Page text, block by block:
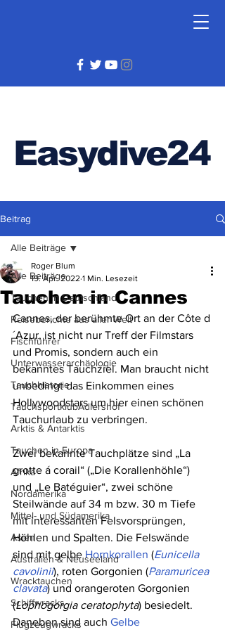
Easydive24
Beitrag
Alle Beiträge
Tauchen in Deutschland
Reiseberichte aus aller Welt
Fischführer
Unterwasserarchäologie
Tauchhistorie
TauchsportklubAdlershof
Arktis & Antarktis
Tauchen in Europa
Afrika
Nordamerika
Mittel- und Südamerika
Asien
Australien & Neuseeland
Wracktauchen
Schiffwracks
Flugzeugwracks
Alle Beiträge
Tauchen in Cannes
Roger Blum
19. Apr. 2022 1 Min. Lesezeit
Cannes, der berühmte Ort an der Côte d
´Azur, ist nicht nur Treff der Filmstars
und Promis, sondern auch ein
bekanntes Tauchziel. Man braucht nicht
unbedingt das Einkommen eines
Hollywoodstars um hier einen schönen
Tauchurlaub zu verbringen.
Zwei bekannte Tauchplätze sind „La
grotte á corail“ („Die Korallenhöhle“)
und „Le Batéguier“, zwei schöne
Steilwände auf 34 m bzw. 30 m Tiefe
mit interessanten Felsvorsprüngen,
Höhlen und Spalten. Die Felswände
sind mit gelbe Hornkorallen (Eunicella
cavolinii), roten Gorgonien (Paramuricea
clavata) und orangeroten Gorgonien
(Lophogorgia ceratophyta) besiedelt.
Daneben sind auch Gelbe